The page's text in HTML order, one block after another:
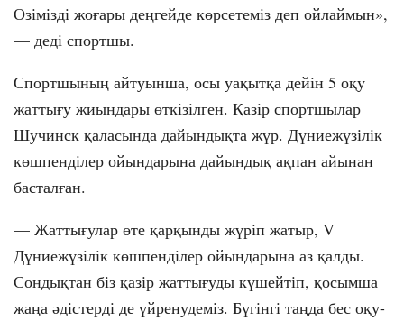
Өзімізді жоғары деңгейде көрсетеміз деп ойлаймын»,
— деді спортшы.
Спортшының айтуынша, осы уақытқа дейін 5 оқу
жаттығу жиындары өткізілген. Қазір спортшылар
Шучинск қаласында дайындықта жүр. Дүниежүзілік
көшпенділер ойындарына дайындық ақпан айынан
басталған.
— Жаттығулар өте қарқынды жүріп жатыр, V
Дүниежүзілік көшпенділер ойындарына аз қалды.
Сондықтан біз қазір жаттығуды күшейтіп, қосымша
жаңа әдістерді де үйренудеміз. Бүгінгі таңда бес оқу-